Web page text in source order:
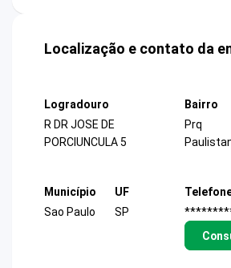
Localização e contato da
Logradouro
R DR JOSE DE
PORCIUNCULA 5
Bairro
Prq
Município
Sao Paulo
UF
SP